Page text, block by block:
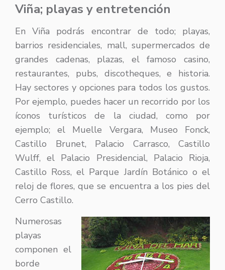
Viña; playas y entretención
En Viña podrás encontrar de todo; playas,
barrios residenciales, mall, supermercados de
grandes cadenas, plazas, el famoso casino,
restaurantes, pubs, discotheques, e historia.
Hay sectores y opciones para todos los gustos.
Por ejemplo, puedes hacer un recorrido por los
íconos turísticos de la ciudad, como por
ejemplo; el Muelle Vergara, Museo Fonck,
Castillo Brunet, Palacio Carrasco, Castillo
Wulff, el Palacio Presidencial, Palacio Rioja,
Castillo Ross, el Parque Jardín Botánico o el
reloj de flores, que se encuentra a los pies del
Cerro Castillo.
Numerosas
playas
componen el
borde